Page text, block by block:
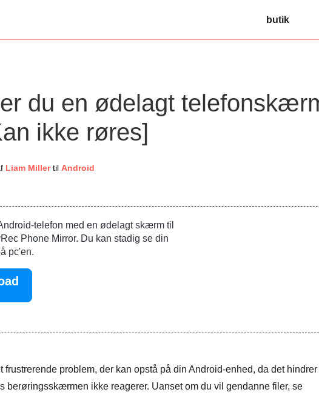
butik
du en ødelagt
ikke røres]
Liam Millertil Android
telefon med en ødelagt skærm til
Phone Mirror. Du kan stadig se din
pc'en.
problem, der kan opstå på din Android-enhed, da det
berøringsskærmen ikke reagerer. Uanset om du vil gendanne filer, se